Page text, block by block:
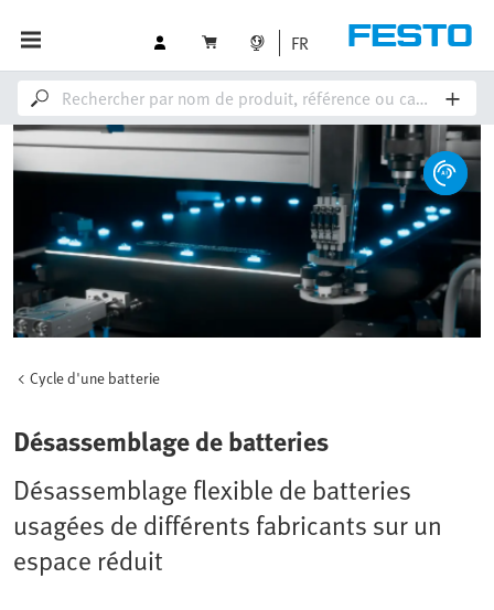
FR
Cycle d'une batterie
Désassemblage de batteries
Désassemblage flexible de batteries
usagées de différents fabricants sur un
espace réduit